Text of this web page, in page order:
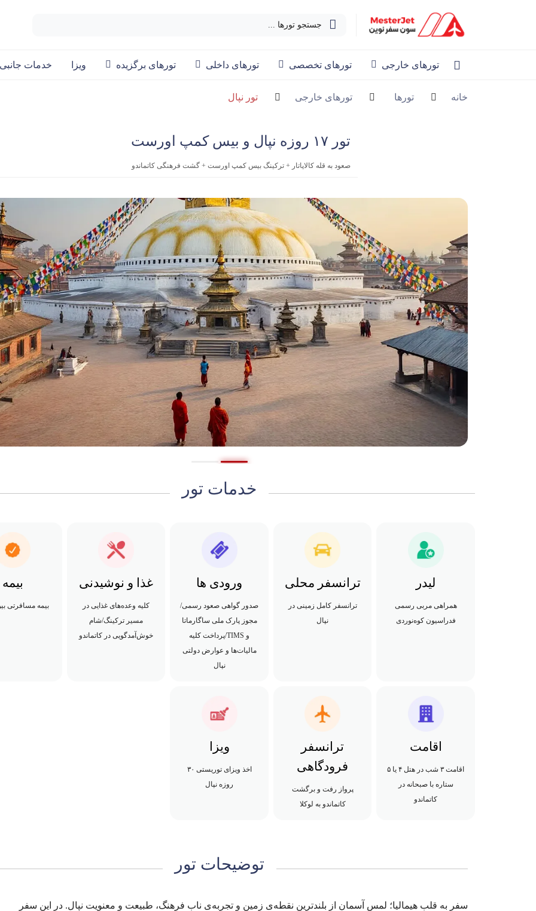
جستجو تورها ...
تورهای خارجی تورهای تخصصی تورهای داخلی تورهای برگزیده ویزا خدمات
خانه تورها تورهای خارجی تور نپال
تور ۱۷ روزه نپال و بیس کمپ اورست
صعود به قله کالاپاتار + ترکینگ بیس کمپ اورست + گشت فرهنگی کاتماندو
خدمات تور
لیدر
همراهی مربی رسمی
فدراسیون کوه‌نوردی
ترانسفر محلی
ترانسفر کامل زمینی در
نپال
ورودی ها
صدور گواهی صعود رسمی/
مجوز پارک ملی ساگارماتا
و TIMS/پرداخت کلیه
مالیات‌ها و عوارض دولتی
نپال
غذا و نوشیدنی
کلیه وعده‌های غذایی در
مسیر ترکینگ/شام
خوش‌آمدگویی در کاتماندو
بیمه
بیمه مسافرتی
اقامت
اقامت ۳ شب در هتل ۴ یا ۵
ستاره با صبحانه در
کاتماندو
ترانسفر
فرودگاهی
پرواز رفت و برگشت
کاتماندو به لوکلا
ویزا
اخذ ویزای توریستی ۳۰
روزه نپال
توضیحات تور
سفر به قلب هیمالیا؛ لمس آسمان از بلندترین نقطه‌ی زمین و تجربه‌ی ناب فرهنگ، طبیعت و معنویت نپال. در این سفر